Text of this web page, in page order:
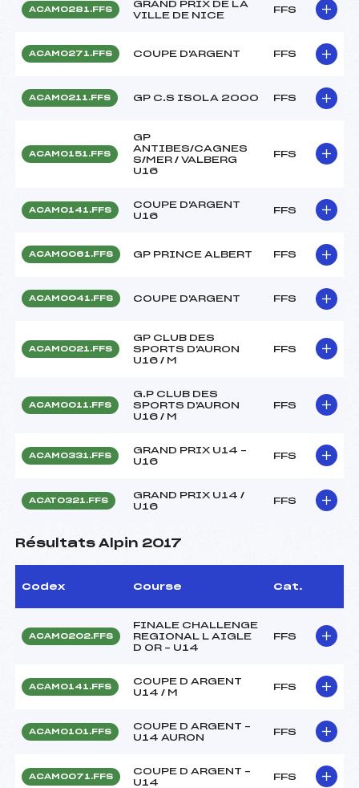
ACAM0281.FFS
GRAND PRIX DE LA
VILLE DE NICE
FFS
ACAM0271.FFS COUPE D'ARGENT FFS
ACAM0211.FFS GP C.S ISOLA 2000 FFS
ACAM0151.FFS
GP
ANTIBES/CAGNES
S/MER / VALBERG
U16
FFS
ACAM0141.FFS
COUPE D'ARGENT
U16
FFS
ACAM0061.FFS GP PRINCE ALBERT FFS
ACAM0041.FFS COUPE D'ARGENT FFS
ACAM0021.FFS
GP CLUB DES
SPORTS D'AURON
U16 / M
FFS
ACAM0011.FFS
G.P CLUB DES
SPORTS D'AURON
U16 / M
FFS
ACAM0331.FFS
GRAND PRIX U14 –
U16
FFS
ACAT0321.FFS
GRAND PRIX U14 /
U16
FFS
Résultats Alpin 2017
Codex Course Cat.
ACAM0202.FFS
FINALE CHALLENGE
REGIONAL L AIGLE
D OR – U14
FFS
ACAM0141.FFS
COUPE D ARGENT
U14 / M
FFS
ACAM0101.FFS
COUPE D ARGENT –
U14 AURON
FFS
ACAM0071.FFS
COUPE D ARGENT –
U14
FFS